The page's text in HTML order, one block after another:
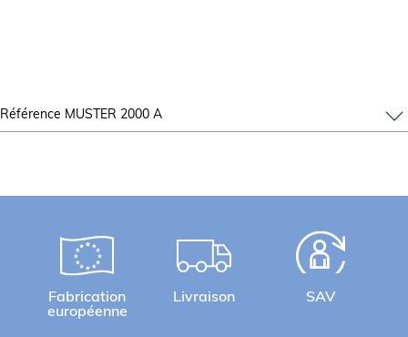
Référence MUSTER 2000 A
Fabrication
européenne
Livraison SAV